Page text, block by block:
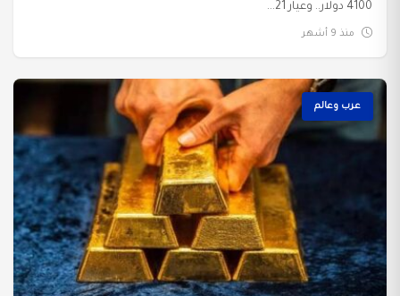
4100 دولار.. وعيار 21...
منذ 9 أشهر
عرب وعالم